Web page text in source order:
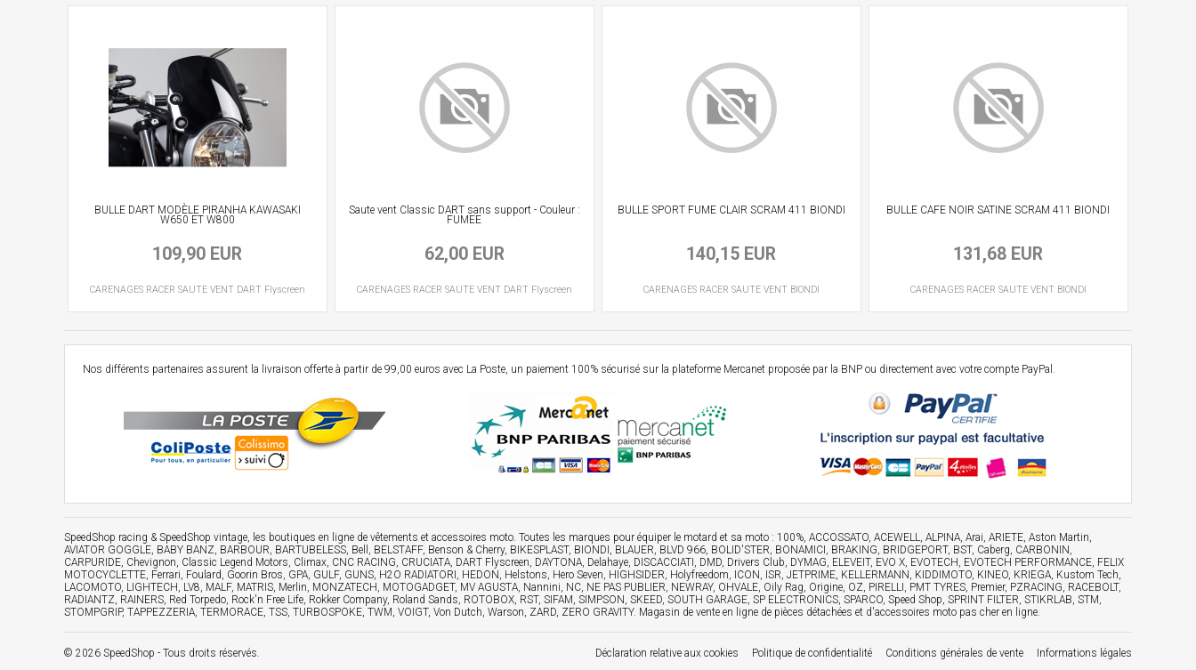
BULLE DART MODÈLE PIRANHA KAWASAKI
W650 ET W800
109,90 EUR
CARENAGES RACER SAUTE VENT DART Flyscreen
Saute vent Classic DART sans support - Couleur :
FUMEE
62,00 EUR
CARENAGES RACER SAUTE VENT DART Flyscreen
BULLE SPORT FUME CLAIR SCRAM 411 BIONDI
140,15 EUR
CARENAGES RACER SAUTE VENT BIONDI
BULLE CAFE NOIR SATINE SCRAM 411 BIONDI
131,68 EUR
CARENAGES RACER SAUTE VENT BIONDI
Nos différents partenaires assurent la livraison offerte à partir de 99,00 euros avec La Poste, un paiement 100% sécurisé sur la plateforme Mercanet proposée par la BNP ou directement avec votre compte PayPal.
SpeedShop racing & SpeedShop vintage , les boutiques en ligne de vêtements et accessoires moto. Toutes les marques pour équiper le motard et sa moto : 100%, ACCOSSATO, ACEWELL, ALPINA, Arai, ARIETE, Aston Martin,
AVIATOR GOGGLE, BABY BANZ, BARBOUR, BARTUBELESS, Bell, BELSTAFF, Benson & Cherry, BIKESPLAST, BIONDI, BLAUER, BLVD 966, BOLID'STER, BONAMICI, BRAKING, BRIDGEPORT, BST, Caberg, CARBONIN,
CARPURIDE, Chevignon, Classic Legend Motors, Climax, CNC RACING, CRUCIATA, DART Flyscreen, DAYTONA, Delahaye, DISCACCIATI, DMD, Drivers Club, DYMAG, ELEVEIT, EVO X, EVOTECH, EVOTECH PERFORMANCE, FELIX
MOTOCYCLETTE, Ferrari, Foulard, Goorin Bros, GPA, GULF, GUNS, H2O RADIATORI, HEDON, Helstons, Hero Seven, HIGHSIDER, Holyfreedom, ICON, ISR, JETPRIME, KELLERMANN, KIDDIMOTO, KINEO, KRIEGA, Kustom Tech,
LACOMOTO, LIGHTECH, LV8, MALF, MATRIS, Merlin, MONZATECH, MOTOGADGET, MV AGUSTA, Nannini, NC, NE PAS PUBLIER, NEWRAY, OHVALE, Oily Rag, Origine, OZ, PIRELLI, PMT TYRES, Premier, PZRACING, RACEBOLT,
RADIANTZ, RAINERS, Red Torpedo, Rock'n Free Life, Rokker Company, Roland Sands, ROTOBOX, RST, SIFAM, SIMPSON, SKEED, SOUTH GARAGE, SP ELECTRONICS, SPARCO, Speed Shop, SPRINT FILTER, STIKRLAB, STM,
STOMPGRIP, TAPPEZZERIA, TERMORACE, TSS, TURBOSPOKE, TWM, VOIGT, Von Dutch, Warson, ZARD, ZERO GRAVITY. Magasin de vente en ligne de pièces détachées et d'accessoires moto pas cher en ligne.
© 2026 SpeedShop - Tous droits réservés. Déclaration relative aux cookies Politique de confidentialité Conditions générales de vente Informations légales